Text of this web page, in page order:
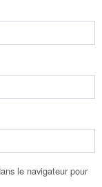
le navigateur pour